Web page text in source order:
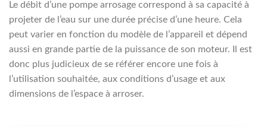
Le débit d’une pompe arrosage correspond à sa capacité à
projeter de l’eau sur une durée précise d’une heure. Cela
peut varier en fonction du modèle de l’appareil et dépend
aussi en grande partie de la puissance de son moteur. Il est
donc plus judicieux de se référer encore une fois à
l’utilisation souhaitée, aux conditions d’usage et aux
dimensions de l’espace à arroser.